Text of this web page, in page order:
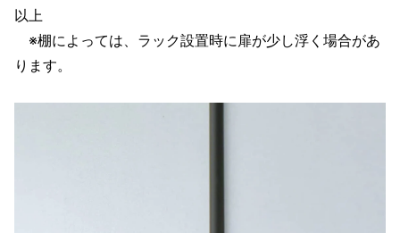
以上
※棚によっては、ラック設置時に扉が少し浮く場合があ
ります。